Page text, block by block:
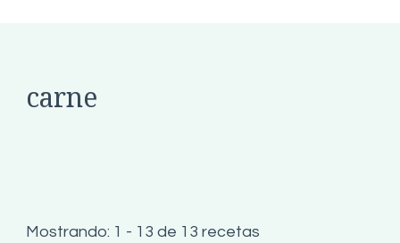
carne
Mostrando: 1 - 13 de 13 recetas